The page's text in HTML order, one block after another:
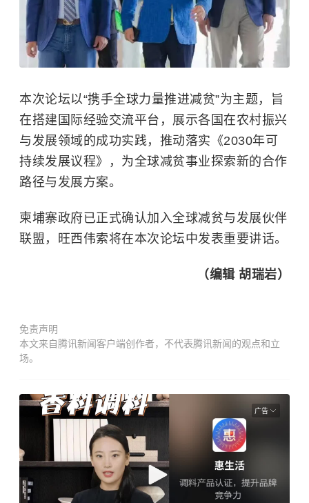
本次论坛以“携手全球力量推进减贫”为主题，旨
在搭建国际经验交流平台，展示各国在农村振兴
与发展领域的成功实践，推动落实《2030年可
持续发展议程》，为全球减贫事业探索新的合作
路径与发展方案。
柬埔寨政府已正式确认加入全球减贫与发展伙伴
联盟，旺西伟索将在本次论坛中发表重要讲话。
（编辑 胡瑞岩）
免责声明
本文来自腾讯新闻客户端创作者，不代表腾讯新闻的观点和立
场。
广告